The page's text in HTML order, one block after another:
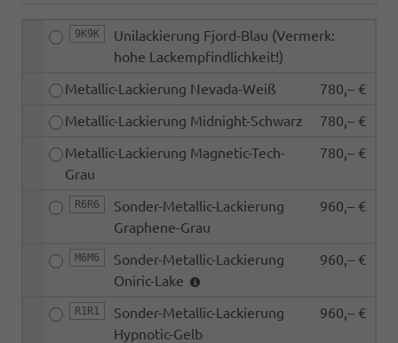
9K9K
Unilackierung Fjord-Blau (Vermerk:
hohe Lackempfindlichkeit!)
Metallic-Lackierung Nevada-Weiß
780,– €
Metallic-Lackierung Midnight-Schwarz
780,– €
Metallic-Lackierung Magnetic-Tech-
Grau
780,– €
R6R6
Sonder-Metallic-Lackierung
Graphene-Grau
960,– €
M6M6
Sonder-Metallic-Lackierung
Oniric-Lake
960,– €
R1R1
Sonder-Metallic-Lackierung
Hypnotic-Gelb
960,– €